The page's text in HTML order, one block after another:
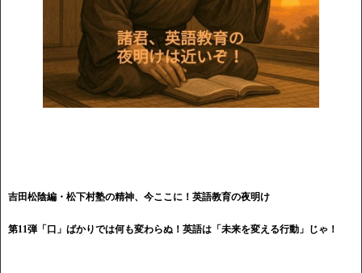
吉田松陰編・松下村塾の精神、今ここに！英語教育の夜明け
第11弾「口」ばかりでは何も変わらぬ！英語は「未来を変える行動」じゃ！